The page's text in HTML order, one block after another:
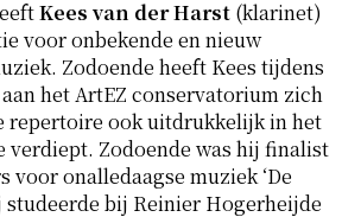
Kees van der Harst(klarinet)
voor onbekende en nieuw
Zodoende heeft Kees tijdens
het ArtEZ conservatorium zich
repertoire ook uitdrukkelijk in het
verdiept. Zodoende was hij finalist
voor onalledaagse muziek ‘De
studeerde bij Reinier Hogerheijde